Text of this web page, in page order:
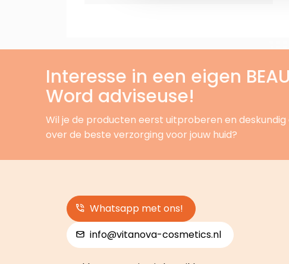
Interesse in een eigen
Word adviseuse!
Wil je de producten eerst uitproberen en deskundig
over de beste verzorging voor jouw huid?
Whatsapp met ons!
info@vitanova-cosmetics.nl